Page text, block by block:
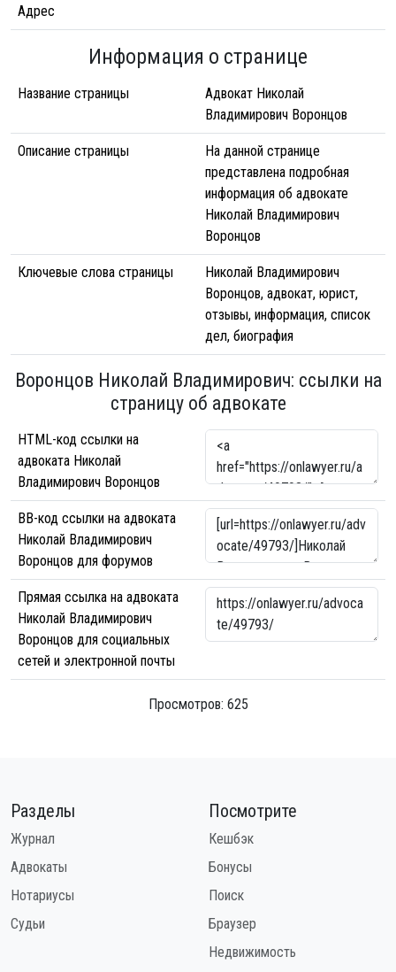
Адрес
Информация о странице
Название страницы
Адвокат Николай
Владимирович Воронцов
Описание страницы
На данной странице
представлена подробная
информация об адвокате
Николай Владимирович
Воронцов
Ключевые слова страницы
Николай Владимирович
Воронцов, адвокат, юрист,
отзывы, информация, список
дел, биография
Воронцов Николай Владимирович: ссылки на
страницу об адвокате
HTML-код ссылки на
адвоката Николай
Владимирович Воронцов
BB-код ссылки на адвоката
Николай Владимирович
Воронцов для форумов
Прямая ссылка на адвоката
Николай Владимирович
Воронцов для социальных
сетей и электронной почты
Просмотров: 625
Разделы
Журнал
Адвокаты
Нотариусы
Судьи
Посмотрите
Кешбэк
Бонусы
Поиск
Браузер
Недвижимость